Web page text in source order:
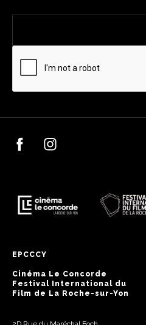
EPCCCY
Cinéma Le Concorde
Festival International du
Film de La Roche-sur-Yon